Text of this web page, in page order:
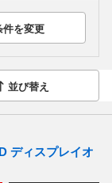
件を変更
並び替え
ディスプレイオ